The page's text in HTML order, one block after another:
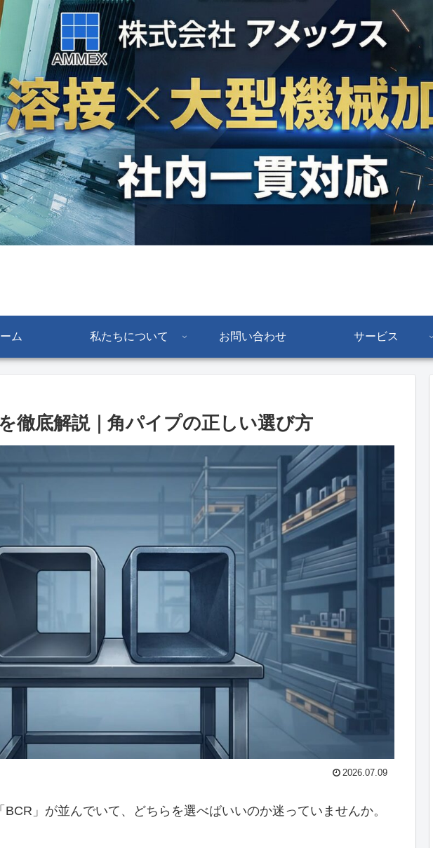
ム 私たちについて お問い合わせ サービス
徹底解説｜角パイプの正しい選び方
2026.07.09
」が並んでいて、どちらを選べばいいのか迷っていませんか。